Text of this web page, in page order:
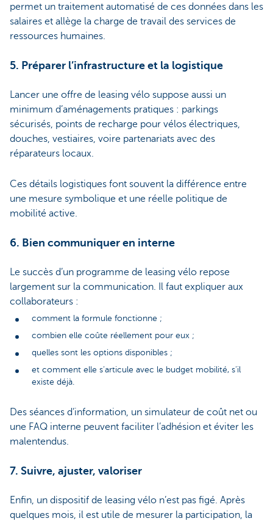
permet un traitement automatisé de ces données dans les
salaires et allège la charge de travail des services de
ressources humaines.
5. Préparer l’infrastructure et la logistique
Lancer une offre de leasing vélo suppose aussi un
minimum d’aménagements pratiques : parkings
sécurisés, points de recharge pour vélos électriques,
douches, vestiaires, voire partenariats avec des
réparateurs locaux.
Ces détails logistiques font souvent la différence entre
une mesure symbolique et une réelle politique de
mobilité active.
6. Bien communiquer en interne
Le succès d’un programme de leasing vélo repose
largement sur la communication. Il faut expliquer aux
collaborateurs :
comment la formule fonctionne ;
combien elle coûte réellement pour eux ;
quelles sont les options disponibles ;
et comment elle s’articule avec le budget mobilité, s’il
existe déjà.
Des séances d’information, un simulateur de coût net ou
une FAQ interne peuvent faciliter l’adhésion et éviter les
malentendus.
7. Suivre, ajuster, valoriser
Enfin, un dispositif de leasing vélo n’est pas figé. Après
quelques mois, il est utile de mesurer la participation, la